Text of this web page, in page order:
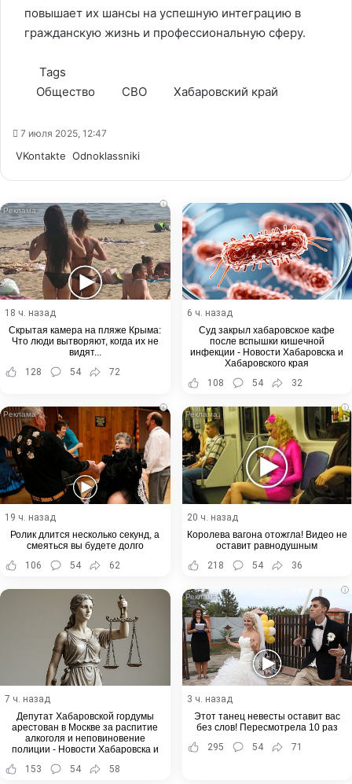
повышает их шансы на успешную интеграцию в
гражданскую жизнь и профессиональную сферу.
Tags
Общество
СВО Хабаровский край
7 июля 2025, 12:47
VKontakte Odnoklassniki
i
18 ч. назад
Скрытая камера на пляже Крыма:
Что люди вытворяют, когда их не
видят...
128
54 72
6 ч. назад
Суд закрыл хабаровское кафе
после вспышки кишечной
инфекции - Новости Хабаровска и
Хабаровского края
108
54 32
i
19 ч. назад
Ролик длится несколько секунд, а
смеяться вы будете долго
106
54 62
i
20 ч. назад
Королева вагона отожгла! Видео не
оставит равнодушным
218
54 36
7 ч. назад
Депутат Хабаровской гордумы
арестован в Москве за распитие
алкоголя и неповиновение
полиции - Новости Хабаровска и
153 54 58
i
3 ч. назад
Этот танец невесты оставит вас
без слов! Пересмотрела 10 раз
295
54 71